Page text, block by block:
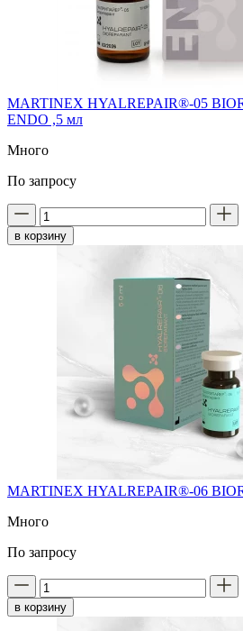
MARTINEX HYALREPAIR®-05
ENDO ,5 мл
Много
По запросу
в корзину
MARTINEX HYALREPAIR®-06
Много
По запросу
в корзину